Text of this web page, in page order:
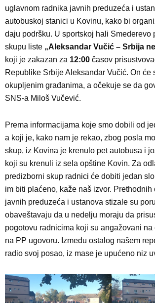
uglavnom radnika javnih preduzeća i
autobuskoj stanici u Kovinu, kako bi
daju podršku. U sportskoj hali Smederevo
skupu liste „Aleksandar Vučić – Srbija
koji je zakazan za 12:00 časov
Republike Srbije Aleksandar Vučić. On će
okupljenim građanima, a očekuje se da
SNS-a Miloš Vučević.
Prema informacijama koje smo dobili od
a koji je, kako nam je rekao, zbog posla
skup, iz Kovina je krenulo pet autobusa i
koji su krenuli iz sela opštine Kovin. Za
predizborni skup radnici će dobiti jedan
im biti plaćeno, kaže naš izvor. Prethodnih
javnih preduzeća i ustanova stizale su
obaveštavaju da u nedelju moraju da
pogotovu radnicima koji su angažovani
na PP ugovoru. Između ostalog našem
radio svoj posao, iz mase je upućeno niz